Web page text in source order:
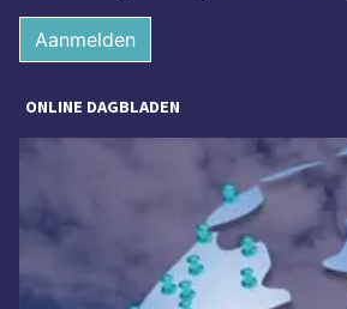
Aanmelden
ONLINE DAGBLADEN